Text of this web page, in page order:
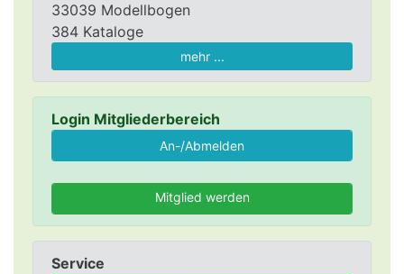
33039 Modellbogen
384 Kataloge
mehr ...
Login Mitgliederbereich
Mitglied werden
Service